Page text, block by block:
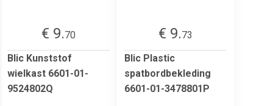
€ 9.70
Blic Kunststof
wielkast 6601-01-
9524802Q
€ 9.73
Blic Plastic
spatbordbekleding
6601-01-3478801P